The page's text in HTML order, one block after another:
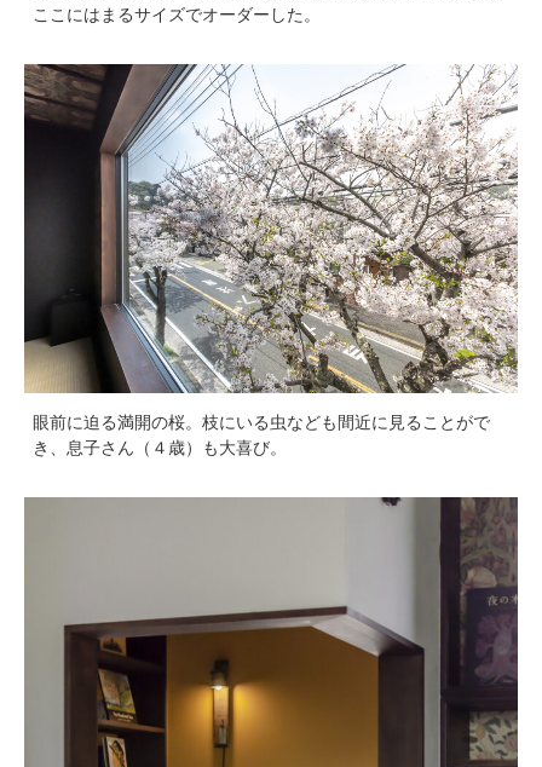
ここにはまるサイズでオーダーした。
眼前に迫る満開の桜。枝にいる虫なども間近に見ることがで
き、息子さん（４歳）も大喜び。